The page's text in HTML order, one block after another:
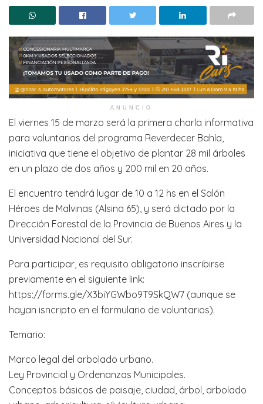
ANUNCIO
El viernes 15 de marzo será la primera charla informativa
para voluntarios del programa Reverdecer Bahía,
iniciativa que tiene el objetivo de plantar 28 mil árboles
en un plazo de dos años y 200 mil en 20 años.
El encuentro tendrá lugar de 10 a 12 hs en el Salón
Héroes de Malvinas (Alsina 65), y será dictado por la
Dirección Forestal de la Provincia de Buenos Aires y la
Universidad Nacional del Sur.
Para participar, es requisito obligatorio inscribirse
previamente en el siguiente link:
https://forms.gle/X3biYGWbo9T9SkQW7 (aunque se
hayan isncripto en el formulario de voluntarios).
Temario:
Marco legal del arbolado urbano.
Ley Provincial y Ordenanzas Municipales.
Conceptos básicos de paisaje, ciudad, árbol, arbolado